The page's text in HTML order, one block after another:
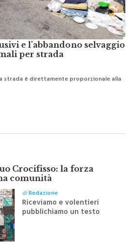
e l’abbandono selvaggio
per strada
strada è direttamente proporzionale alla
Crocifisso: la forza
comunità
diRedazione
Riceviamo e volentieri
pubblichiamo un testo